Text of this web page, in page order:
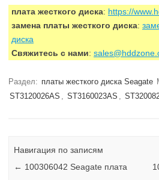
плата жесткого диска: https://
замена платы жесткого диска:
диска
Свяжитесь с нами:
Раздел: платы жесткого диска Seagate
ST3120026AS , ST3160023AS ,
Навигация по записям
← 100306042 Seagate плата